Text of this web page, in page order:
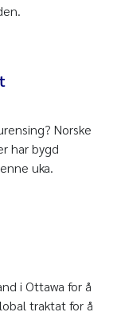
Norske
har bygd
uka.
i Ottawa for å
traktat for å